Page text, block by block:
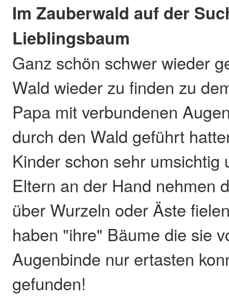
Im Zauberwald auf der
Lieblingsbaum
Ganz schön schwer wieder
Wald wieder zu finden zu
Papa mit verbundenen
durch den Wald geführt
Kinder schon sehr umsichtig
Eltern an der Hand nehmen
über Wurzeln oder Äste
haben "ihre" Bäume die sie
Augenbinde nur ertasten
gefunden!